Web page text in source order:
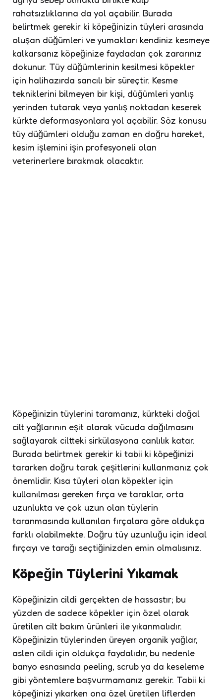
rahatsızlıklarına da yol açabilir. Burada
belirtmek gerekir ki köpeğinizin tüyleri arasında
oluşan düğümleri ve yumakları kendiniz kesmeye
kalkarsanız köpeğinize faydadan çok zararınız
dokunur. Tüy düğümlerinin kesilmesi köpekler
için halihazırda sancılı bir süreçtir. Kesme
tekniklerini bilmeyen bir kişi, düğümleri yanlış
yerinden tutarak veya yanlış noktadan keserek
kürkte deformasyonlara yol açabilir. Söz konusu
tüy düğümleri olduğu zaman en doğru hareket,
kesim işlemini işin profesyoneli olan
veterinerlere bırakmak olacaktır.
Köpeğinizin tüylerini taramanız, kürkteki doğal
cilt yağlarının eşit olarak vücuda dağılmasını
sağlayarak ciltteki sirkülasyona canlılık katar.
Burada belirtmek gerekir ki tabii ki köpeğinizi
tararken doğru tarak çeşitlerini kullanmanız çok
önemlidir. Kısa tüyleri olan köpekler için
kullanılması gereken fırça ve taraklar, orta
uzunlukta ve çok uzun olan tüylerin
taranmasında kullanılan fırçalara göre oldukça
farklı olabilmekte. Doğru tüy uzunluğu için ideal
fırçayı ve tarağı seçtiğinizden emin olmalısınız.
Köpeğin Tüylerini Yıkamak
Köpeğinizin cildi gerçekten de hassastır; bu
yüzden de sadece köpekler için özel olarak
üretilen cilt bakım ürünleri ile yıkanmalıdır.
Köpeğinizin tüylerinden üreyen organik yağlar,
aslen cildi için oldukça faydalıdır, bu nedenle
banyo esnasında peeling, scrub ya da keseleme
gibi yöntemlere başvurmamanız gerekir. Tabii ki
köpeğinizi yıkarken ona özel üretilen liflerden